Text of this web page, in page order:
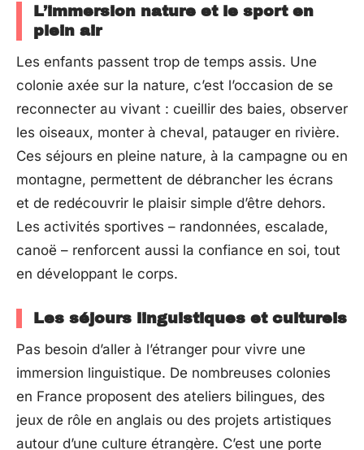
L’immersion nature et le sport en
plein air
Les enfants passent trop de temps assis. Une
colonie axée sur la nature, c’est l’occasion de se
reconnecter au vivant : cueillir des baies, observer
les oiseaux, monter à cheval, patauger en rivière.
Ces séjours en pleine nature, à la campagne ou en
montagne, permettent de débrancher les écrans
et de redécouvrir le plaisir simple d’être dehors.
Les activités sportives – randonnées, escalade,
canoë – renforcent aussi la confiance en soi, tout
en développant le corps.
Les séjours linguistiques et culturels
Pas besoin d’aller à l’étranger pour vivre une
immersion linguistique. De nombreuses colonies
en France proposent des ateliers bilingues, des
jeux de rôle en anglais ou des projets artistiques
autour d’une culture étrangère. C’est une porte